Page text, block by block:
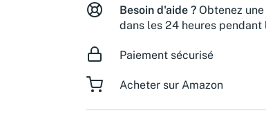
Besoin d'aide ? Obtenez
dans les 24 heures pendant
Paiement sécurisé
Acheter sur Amazon